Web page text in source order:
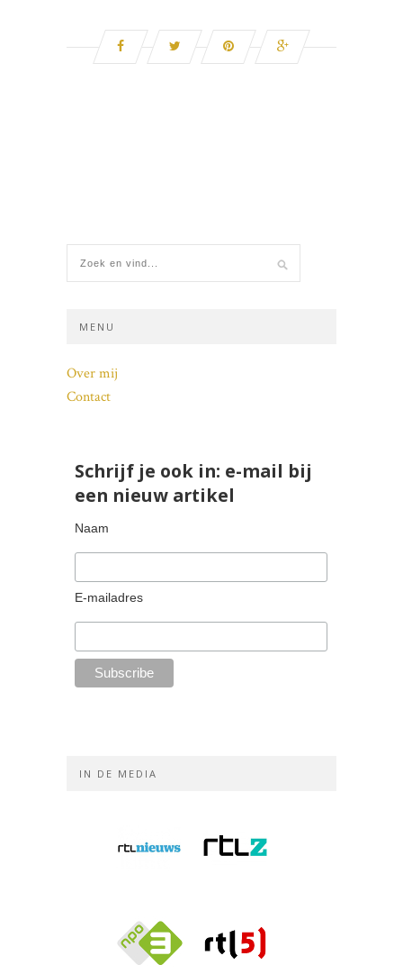
MENU
Over mij
Contact
Schrijf je ook in: e-mail bij
een nieuw artikel
Naam
E-mailadres
IN DE MEDIA